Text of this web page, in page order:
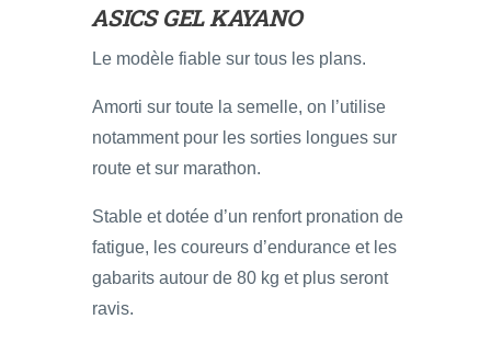
ASICS GEL KAYANO
Le modèle fiable sur tous les plans.
Amorti sur toute la semelle, on l’utilise
notamment pour les sorties longues sur
route et sur marathon.
Stable et dotée d’un renfort pronation de
fatigue, les coureurs d’endurance et les
gabarits autour de 80 kg et plus seront
ravis.